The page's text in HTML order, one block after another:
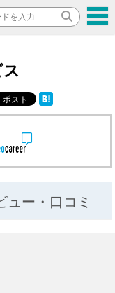
ュー・口コミ